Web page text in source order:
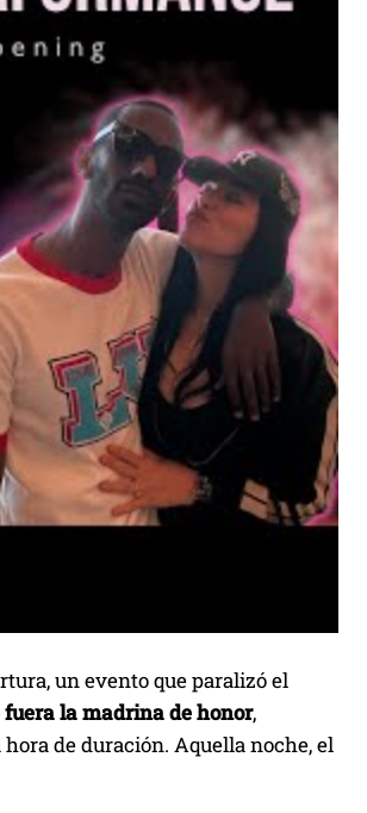
un evento que paralizó el
fuera la madrina de honor,
de duración. Aquella noche, el